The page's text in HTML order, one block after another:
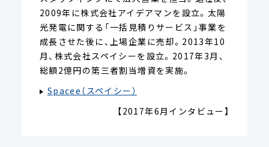
2009年に株式会社アイデアマンを設立。太陽
光発電に関する「一括見積りサービス」事業を
成長させた後に、上場企業に売却。2013年10
月、株式会社スペイシーを設立。2017年3月、
総額2億円の第三者割当増資を実施。
Spacee（スペイシー）
【2017年6月インタビュー】